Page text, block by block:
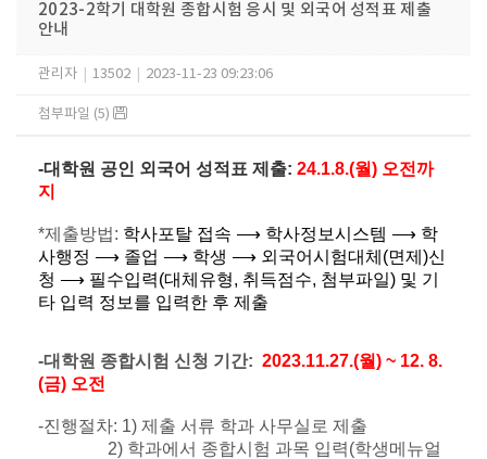
2023-2학기 대학원 종합시험 응시 및 외국어 성적표 제출
안내
관리자 13502 2023-11-23 09:23:06
첨부파일 (5)
-대학원 공인 외국어 성적표 제출: 24.1.8.(월) 오전까
지
*제출방법: 학사포탈 접속 ⟶ 학사정보시스템 ⟶ 학
사행정 ⟶ 졸업 ⟶ 학생 ⟶ 외국어시험대체(면제)신
청 ⟶ 필수입력(대체유형, 취득점수, 첨부파일) 및 기
타 입력 정보를 입력한 후 제출
-대학원 종합시험 신청 기간: 2023.11.27.(월) ~ 12. 8.
(금) 오전
-진행절차: 1) 제출 서류 학과 사무실로 제출
2) 학과에서 종합시험 과목 입력(학생메뉴얼